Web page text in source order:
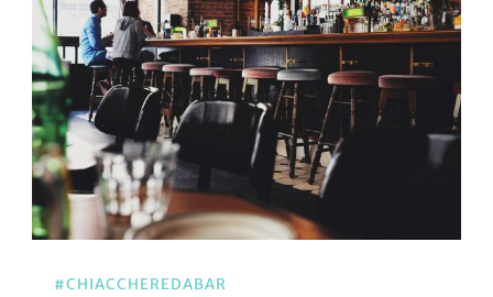
#CHIACCHEREDABAR